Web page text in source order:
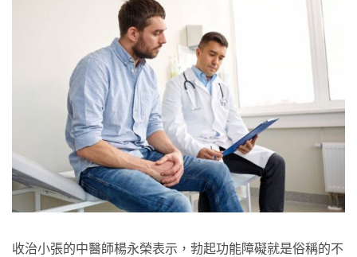
收治小張的中醫師楊永榮表示，勃起功能障礙就是俗稱的不